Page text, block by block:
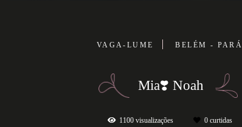
VAGA-LUME BELÉM - PARÁ
Mia❣️ Noah
1100visualizações 0curtidas